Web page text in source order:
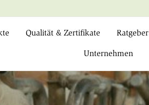
Qualität & Zertifikate Ratgeber
Unternehmen